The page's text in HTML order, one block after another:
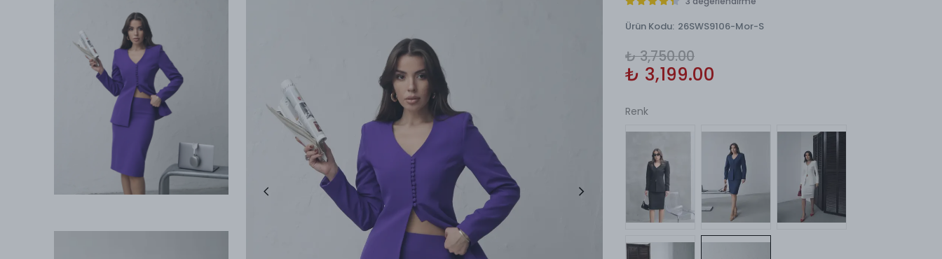
Ürün Kodu: 26SWS9106-Mor-S
₺ 3,750.00
₺ 3,199.00
Renk